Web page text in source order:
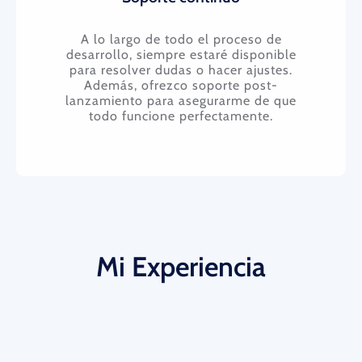
A lo largo de todo el proceso de
desarrollo, siempre estaré disponible
para resolver dudas o hacer ajustes.
Además, ofrezco soporte post-
lanzamiento para asegurarme de que
todo funcione perfectamente.
Mi Experiencia